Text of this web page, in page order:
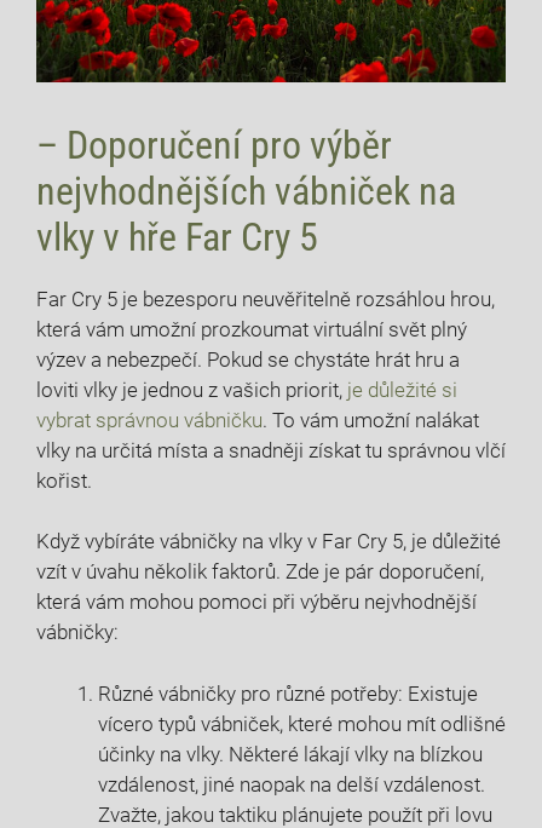
– Doporučení pro výběr
nejvhodnějších vábniček na
vlky v hře Far Cry 5
Far Cry 5 je bezesporu neuvěřitelně rozsáhlou hrou,
která vám umožní prozkoumat virtuální svět plný
výzev a nebezpečí. Pokud se chystáte hrát hru a
loviti vlky je jednou z vašich priorit, je důležité si
vybrat správnou vábničku. To vám umožní nalákat
vlky na určitá místa a snadněji získat tu správnou vlčí
kořist.
Když vybíráte vábničky na vlky v Far Cry 5, je důležité
vzít v úvahu několik faktorů. Zde je pár doporučení,
která vám mohou pomoci při výběru nejvhodnější
vábničky:
Různé vábničky pro různé potřeby: Existuje
vícero typů vábniček, které mohou mít odlišné
účinky na vlky. Některé lákají vlky na blízkou
vzdálenost, jiné naopak na delší vzdálenost.
Zvažte, jakou taktiku plánujete použít při lovu